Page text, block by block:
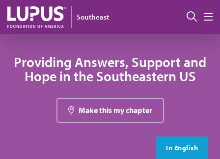
Pasar al contenido principal
Southeast
Providing Answers, Support and
Hope in the Southeastern US
Make this my chapter
In English